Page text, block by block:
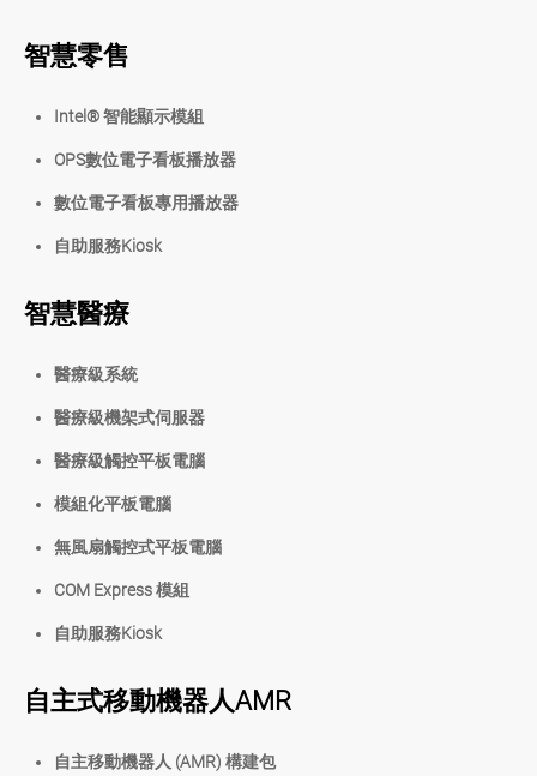
智慧零售
Intel® 智能顯示模組
OPS數位電子看板播放器
數位電子看板專用播放器
自助服務Kiosk
智慧醫療
醫療級系統
醫療級機架式伺服器
醫療級觸控平板電腦
模組化平板電腦
無風扇觸控式平板電腦
COM Express 模組
自助服務Kiosk
自主式移動機器人AMR
自主移動機器人 (AMR) 構建包